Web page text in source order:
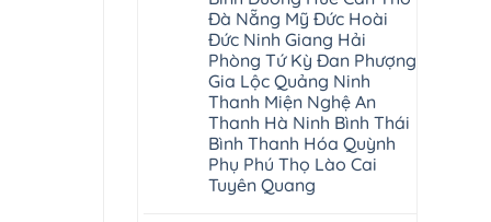
Đà Nẵng Mỹ Đức Hoài
Đức Ninh Giang Hải
Phòng Tứ Kỳ Đan Phượng
Gia Lộc Quảng Ninh
Thanh Miện Nghệ An
Thanh Hà Ninh Bình Thái
Bình Thanh Hóa Quỳnh
Phụ Phú Thọ Lào Cai
Tuyên Quang